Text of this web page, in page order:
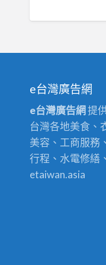
e台灣廣告網
e台灣廣告網提
台灣各地美食、
美容、工商服務
行程、水電修繕
etaiwan.asia